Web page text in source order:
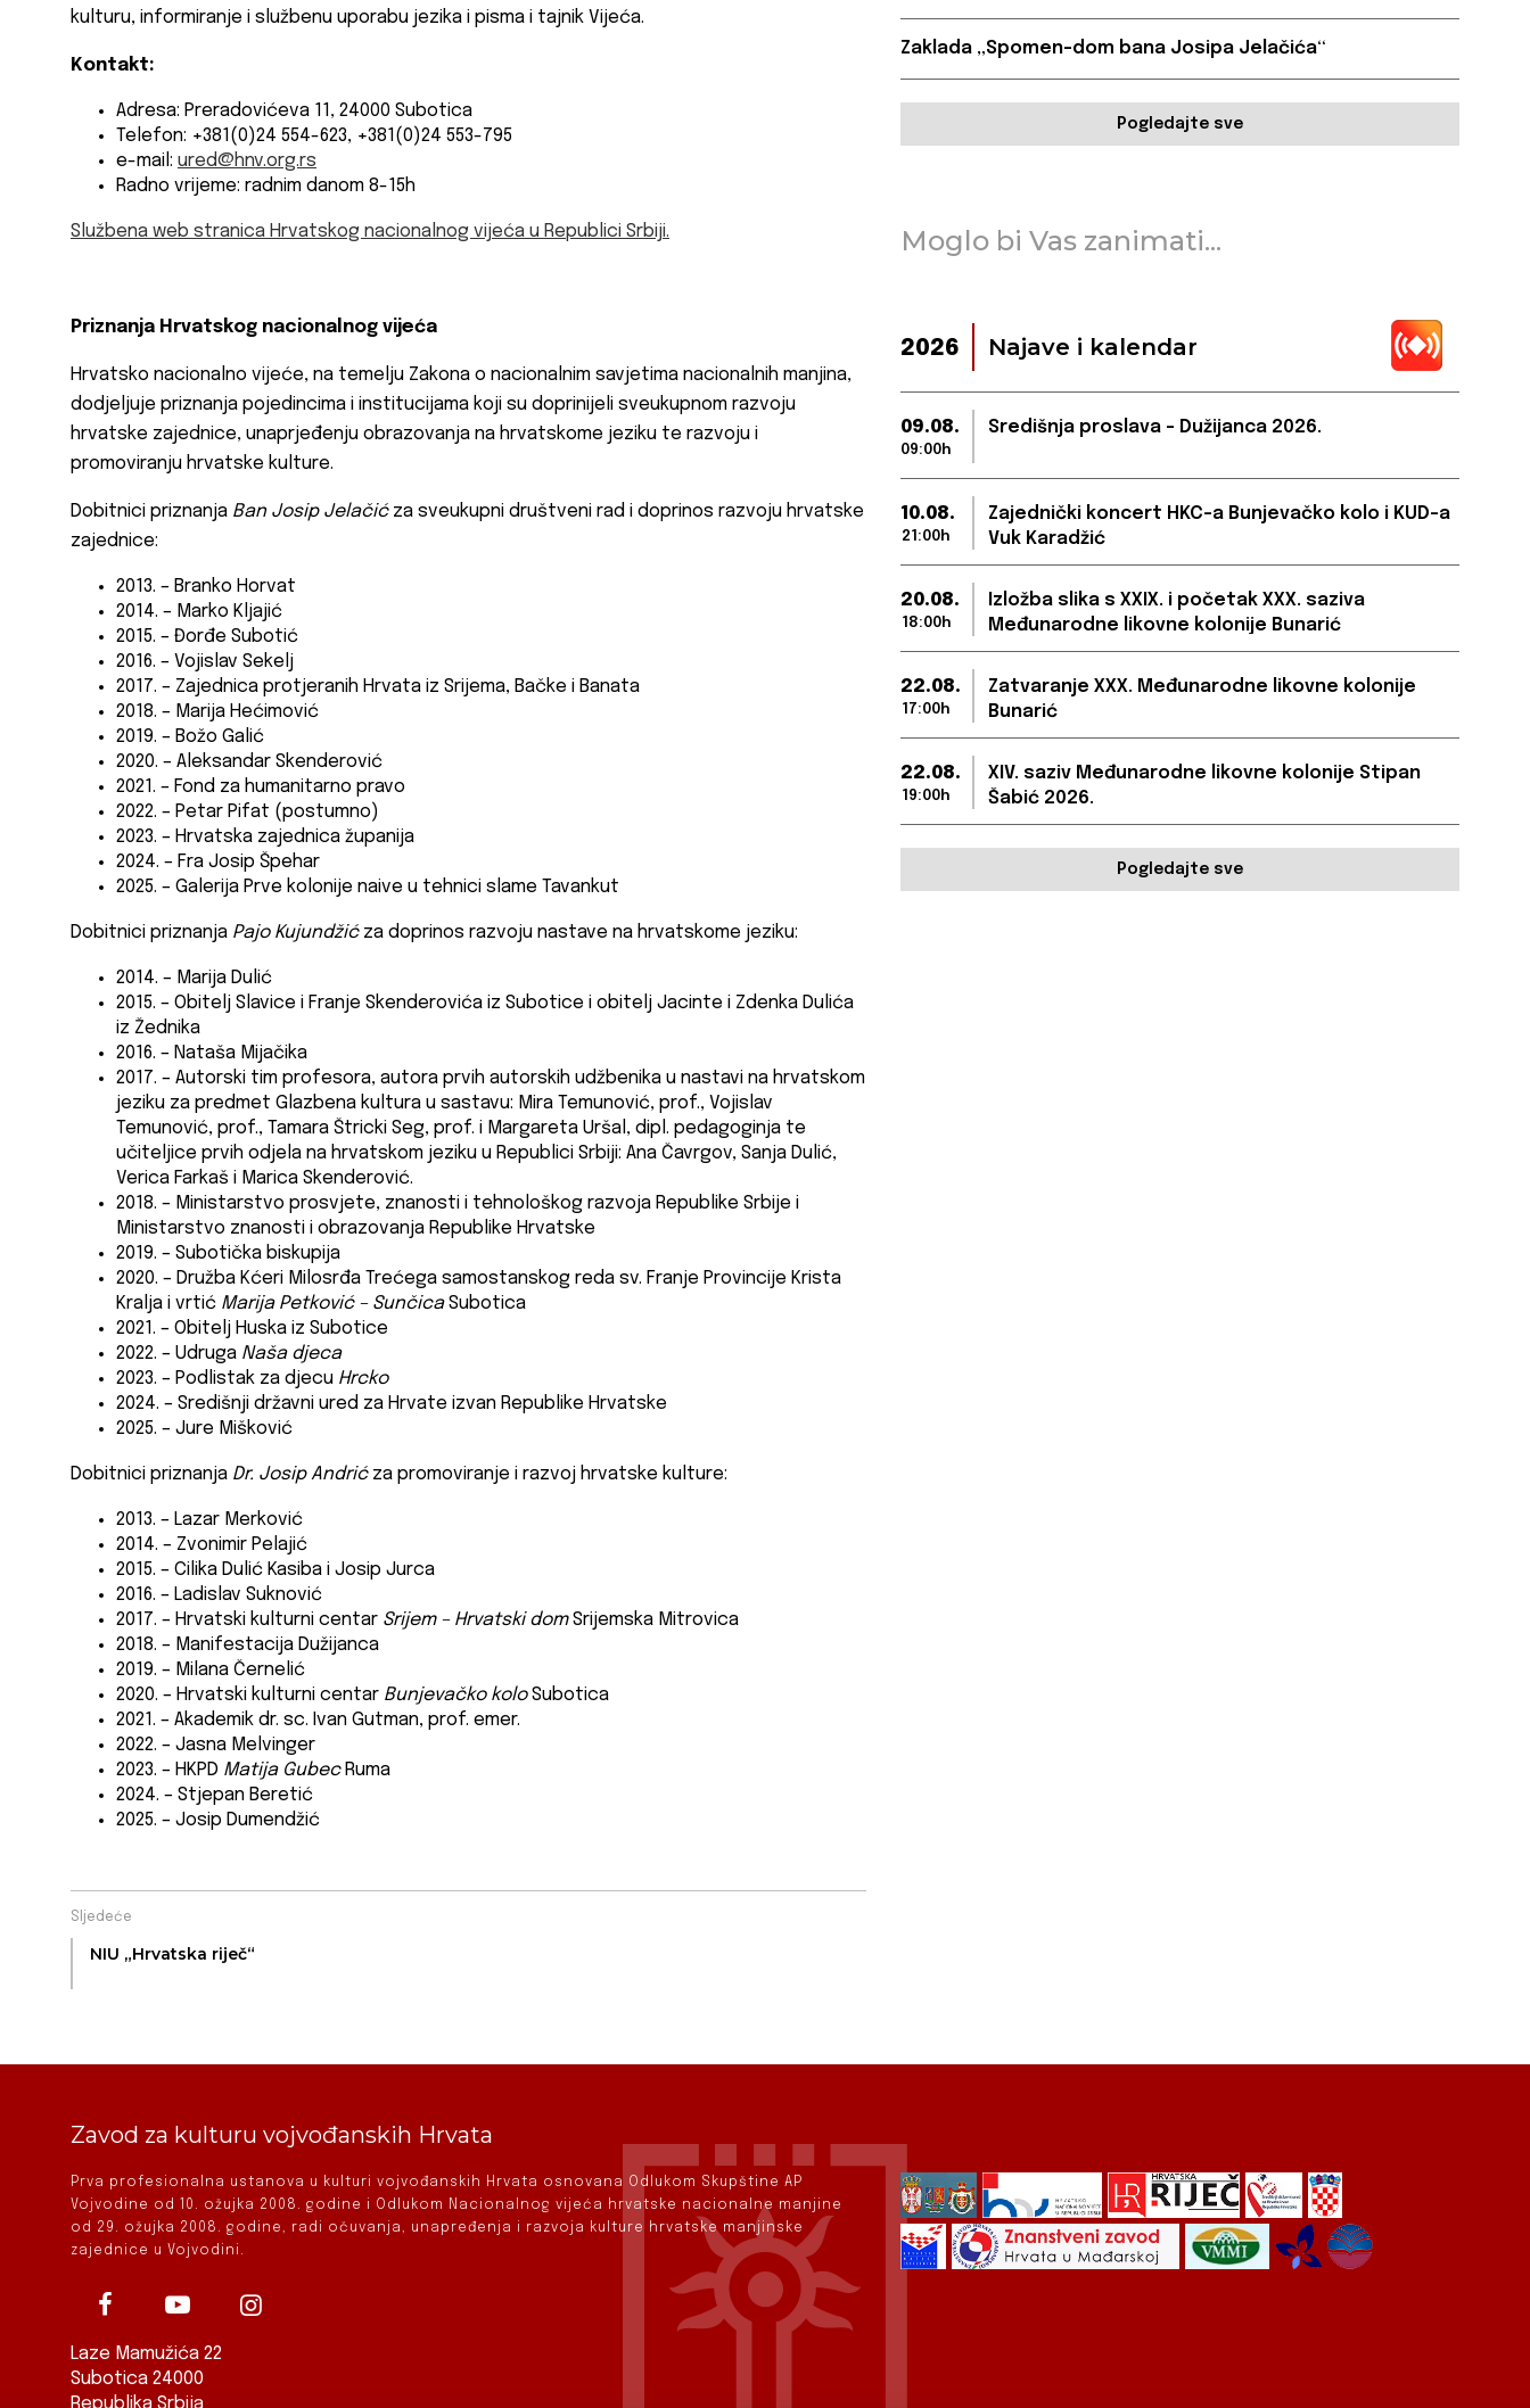
kulturu, informiranje i službenu uporabu jezika i pisma i tajnik Vijeća.
Kontakt:
Adresa: Preradovićeva 11, 24000 Subotica
Telefon: +381(0)24 554-623, +381(0)24 553-795
e-mail: ured@hnv.org.rs
Radno vrijeme: radnim danom 8-15h
Službena web stranica Hrvatskog nacionalnog vijeća u Republici Srbiji.
Priznanja Hrvatskog nacionalnog vijeća
Hrvatsko nacionalno vijeće, na temelju Zakona o nacionalnim savjetima nacionalnih manjina,
dodjeljuje priznanja pojedincima i institucijama koji su doprinijeli sveukupnom razvoju
hrvatske zajednice, unaprjeđenju obrazovanja na hrvatskome jeziku te razvoju i
promoviranju hrvatske kulture.
Dobitnici priznanja Ban Josip Jelačićza sveukupni društveni rad i doprinos razvoju hrvatske
zajednice:
2013. – Branko Horvat
2014. – Marko Kljajić
2015. – Đorđe Subotić
2016. – Vojislav Sekelj
2017. – Zajednica protjeranih Hrvata iz Srijema, Bačke i Banata
2018. – Marija Hećimović
2019. – Božo Galić
2020. – Aleksandar Skenderović
2021. – Fond za humanitarno pravo
2022. – Petar Pifat (postumno)
2023. – Hrvatska zajednica županija
2024. – Fra Josip Špehar
2025. – Galerija Prve kolonije naive u tehnici slame Tavankut
Dobitnici priznanja Pajo Kujundžićza doprinos razvoju nastave na hrvatskome jeziku:
2014. – Marija Dulić
2015. – Obitelj Slavice i Franje Skenderovića iz Subotice i obitelj Jacinte i Zdenka Dulića
iz Žednika
2016. – Nataša Mijačika
2017. – Autorski tim profesora, autora prvih autorskih udžbenika u nastavi na hrvatskom
jeziku za predmet Glazbena kultura u sastavu: Mira Temunović, prof., Vojislav
Temunović, prof., Tamara Štricki Seg, prof. i Margareta Uršal, dipl. pedagoginja te
učiteljice prvih odjela na hrvatskom jeziku u Republici Srbiji: Ana Čavrgov, Sanja Dulić,
Verica Farkaš i Marica Skenderović.
2018. – Ministarstvo prosvjete, znanosti i tehnološkog razvoja Republike Srbije i
Ministarstvo znanosti i obrazovanja Republike Hrvatske
2019. – Subotička biskupija
2020. – Družba Kćeri Milosrđa Trećega samostanskog reda sv. Franje Provincije Krista
Kralja i vrtić Marija Petković – SunčicaSubotica
2021. – Obitelj Huska iz Subotice
2022. – Udruga Naša djeca
2023. – Podlistak za djecu Hrcko
2024. – Središnji državni ured za Hrvate izvan Republike Hrvatske
2025. – Jure Mišković
Dobitnici priznanja Dr. Josip Andrićza promoviranje i razvoj hrvatske kulture:
2013. – Lazar Merković
2014. – Zvonimir Pelajić
2015. – Cilika Dulić Kasiba i Josip Jurca
2016. – Ladislav Suknović
2017. – Hrvatski kulturni centar Srijem – Hrvatski domSrijemska Mitrovica
2018. – Manifestacija Dužijanca
2019. – Milana Černelić
2020. – Hrvatski kulturni centar Bunjevačko koloSubotica
2021. – Akademik dr. sc. Ivan Gutman, prof. emer.
2022. – Jasna Melvinger
2023. – HKPD Matija GubecRuma
2024. – Stjepan Beretić
2025. – Josip Dumendžić
Sljedeće
NIU „Hrvatska riječ“
Zaklada „Spomen-dom bana Josipa Jelačića“
Pogledajte sve
Moglo bi Vas zanimati...
2026 Najave i kalendar
09.08.
09:00h
Središnja proslava – Dužijanca 2026.
10.08.
21:00h
Zajednički koncert HKC-a Bunjevačko kolo i KUD-a
Vuk Karadžić
20.08.
18:00h
Izložba slika s XXIX. i početak XXX. saziva
Međunarodne likovne kolonije Bunarić
22.08.
17:00h
Zatvaranje XXX. Međunarodne likovne kolonije
Bunarić
22.08.
19:00h
XIV. saziv Međunarodne likovne kolonije Stipan
Šabić 2026.
Pogledajte sve
Zavod za kulturu vojvođanskih Hrvata
Prva profesionalna ustanova u kulturi vojvođanskih Hrvata osnovana Odlukom Skupštine AP
Vojvodine od 10. ožujka 2008. godine i Odlukom Nacionalnog vijeća hrvatske nacionalne manjine
od 29. ožujka 2008. godine, radi očuvanja, unapređenja i razvoja kulture hrvatske manjinske
zajednice u Vojvodini.
Laze Mamužića 22
Subotica 24000
Republika Srbija